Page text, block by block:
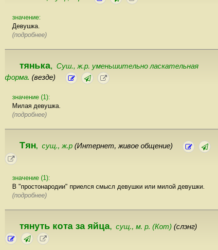
значение:
Девушка.
(подробнее)
тянька, Суш., ж.р. уменьшительно ласкательная
форма. (везде)
значение (1):
Милая девушка.
(подробнее)
Тян, сущ., ж.р (Интернет, живое общение)
значение (1):
В "простонародии" приелся смысл девушки или милой девушки.
(подробнее)
тянуть кота за яйца, сущ., м. р. (Кот) (слэнг)